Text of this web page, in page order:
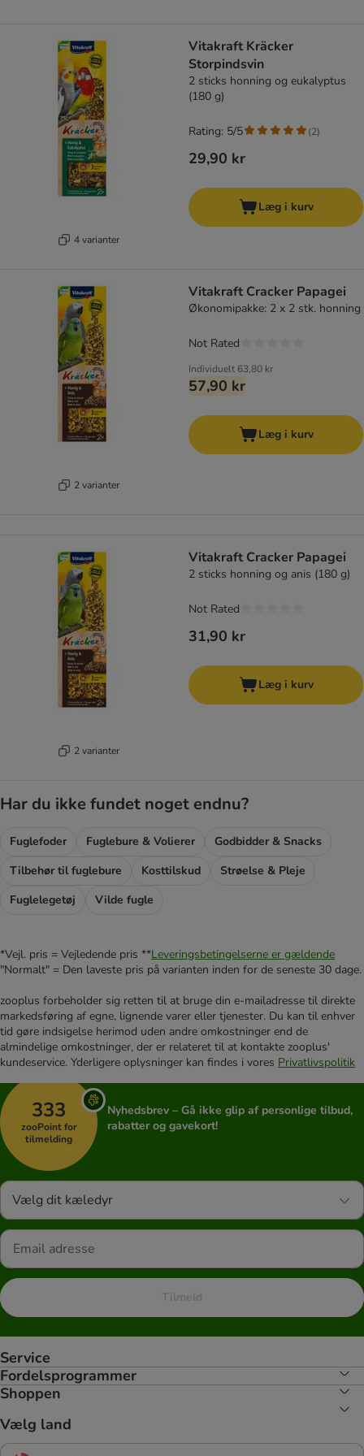
4 varianter
Vitakraft Kräcker
Storpindsvin
2 sticks honning og eukalyptus
(180 g)
29,90 kr
Rating: 5/5 (2)
Læg i kurv
2 varianter
Vitakraft Cracker Papagei
Økonomipakke: 2 x 2 stk. honning
Individuelt 63,80 kr
57,90 kr
Not Rated
Læg i kurv
2 varianter
Vitakraft Cracker Papagei
2 sticks honning og anis (180 g)
31,90 kr
Not Rated
Læg i kurv
Har du ikke fundet noget endnu?
Fuglefoder Fuglebure & Volierer
Godbidder & Snacks
Tilbehør til fuglebure
Kosttilskud
Strøelse & Pleje
Fuglelegetøj
Vilde fugle
*Vejl. pris = Vejledende pris **Leveringsbetingelserne er gældende
"Normalt" = Den laveste pris på varianten inden for de seneste 30 dage.
zooplus forbeholder sig retten til at bruge din e-mailadresse til direkte
markedsføring af egne, lignende varer eller tjenester. Du kan til enhver
tid gøre indsigelse herimod uden andre omkostninger end de
almindelige omkostninger, der er relateret til at kontakte zooplus'
kundeservice. Yderligere oplysninger kan findes i vores Privatlivspolitik
333
zooPoint for
tilmelding
Nyhedsbrev – Gå ikke glip af personlige tilbud,
rabatter og gavekort!
Vælg dit kæledyr
Tilmeld
Service
Fordelsprogrammer
Shoppen
Vælg land